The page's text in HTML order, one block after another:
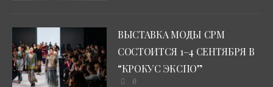
ВЫСТАВКА МОДЫ CPM
СОСТОИТСЯ 1–4 СЕНТЯБРЯ В
“КРОКУС ЭКСПО”
0